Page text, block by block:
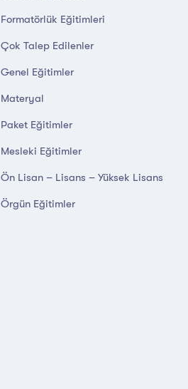
Formatörlük Eğitimleri
Çok Talep Edilenler
Genel Eğitimler
Materyal
Paket Eğitimler
Mesleki Eğitimler
Ön Lisan – Lisans – Yüksek Lisans
Örgün Eğitimler